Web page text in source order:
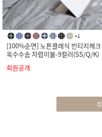
[100%순면] 노튼클래식 빈티지체크
옥수수솜 차렵이불-9컬러(SS/Q/K)
회원공개